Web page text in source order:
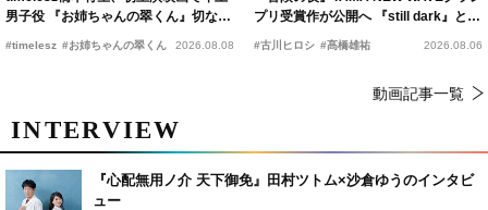
男子役 『お姉ちゃんの翠くん』切ない
恋の幕開けを予感
#timelesz #お姉ちゃんの翠くん 2026.08.08
プリ受賞作が公開へ 『still dark』と同
時上映決定
#古川ヒロシ #髙橋雄祐 2026.08.06
動画記事一覧
INTERVIEW
『心配無用ノ介 天下御免』田村ツトム×沙倉ゆうのインタビ
ュー